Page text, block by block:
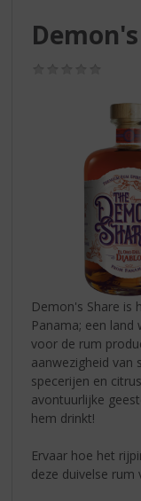
Demon's Share is
Panama; een
voor de rum
aanwezigheid van
specerijen en
avontuurlijke
hem drinkt!
Ervaar hoe het
deze duivelse